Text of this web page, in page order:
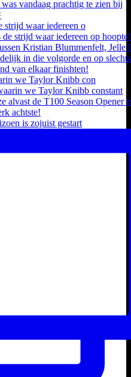
strijd waar iedereen o
we Taylor Knibb con
is zojuist gestart